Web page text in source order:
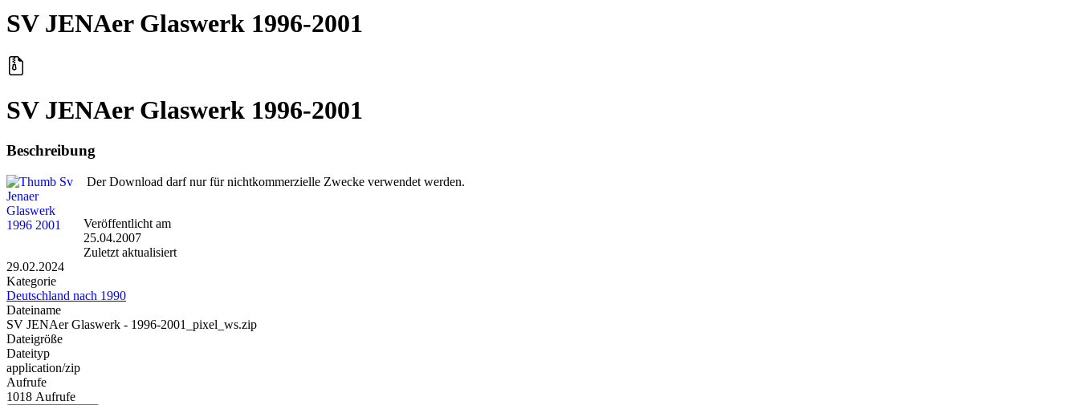
SV JENAer Glaswerk 1996-2001
SV JENAer Glaswerk 1996-2001
Beschreibung
Der Download darf nur für nichtkommerzielle Zwecke verwendet werden.
Veröffentlicht am
25.04.2007
Zuletzt aktualisiert
29.02.2024
Kategorie
Deutschland nach 1990
Dateiname
SV JENAer Glaswerk - 1996-2001_pixel_ws.zip
Dateigröße
Dateityp
application/zip
Aufrufe
1018 Aufrufe